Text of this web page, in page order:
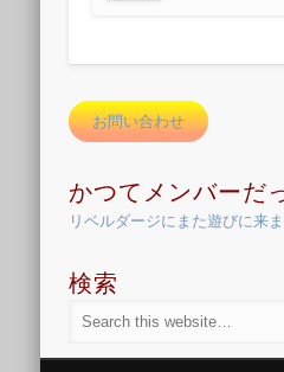
お問い合わせ
かつてメンバーだ
リベルダージにまた遊びに来
検索